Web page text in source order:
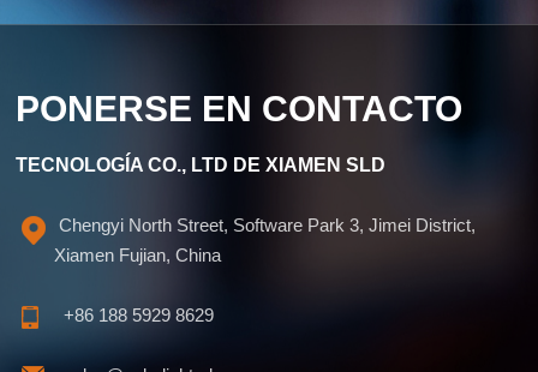
PONERSE EN CONTACTO
TECNOLOGÍA CO., LTD DE XIAMEN SLD
Chengyi North Street, Software Park 3, Jimei District,
Xiamen Fujian, China
+86 188 5929 8629